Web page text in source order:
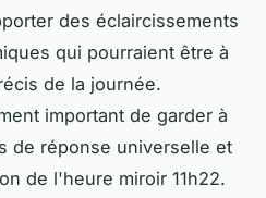
des éclaircissements
qui pourraient être à
de la journée.
important de garder à
de réponse universelle et
de l'heure miroir 11h22.